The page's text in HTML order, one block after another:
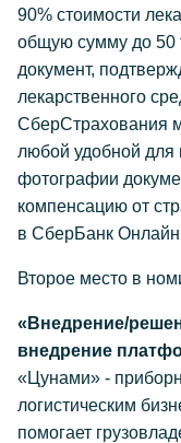
90% стоимости
общую сумму до 50
документ,
лекарственного
СберСтрахования
любой удобной для
фотографии
компенсацию от
в СберБанк Онлайн
Второе место в
«Внедрение/
внедрение
«Цунами» -
логистическим
помогает